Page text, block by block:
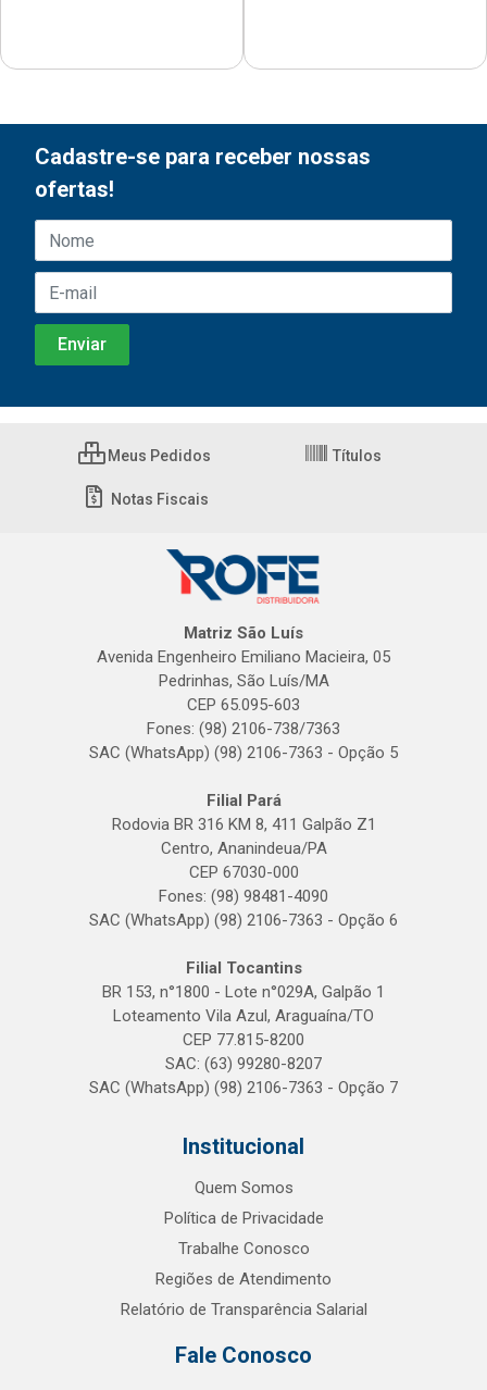
Cadastre-se para receber nossas
ofertas!
Meus Pedidos Títulos
Notas Fiscais
Matriz São Luís
Avenida Engenheiro Emiliano Macieira, 05
Pedrinhas, São Luís/MA
CEP 65.095-603
Fones: (98) 2106-738/7363
SAC (WhatsApp) (98) 2106-7363 - Opção 5
Filial Pará
Rodovia BR 316 KM 8, 411 Galpão Z1
Centro, Ananindeua/PA
CEP 67030-000
Fones: (98) 98481-4090
SAC (WhatsApp) (98) 2106-7363 - Opção 6
Filial Tocantins
BR 153, n°1800 - Lote n°029A, Galpão 1
Loteamento Vila Azul, Araguaína/TO
CEP 77.815-8200
SAC: (63) 99280-8207
SAC (WhatsApp) (98) 2106-7363 - Opção 7
Institucional
Quem Somos
Política de Privacidade
Trabalhe Conosco
Regiões de Atendimento
Relatório de Transparência Salarial
Fale Conosco